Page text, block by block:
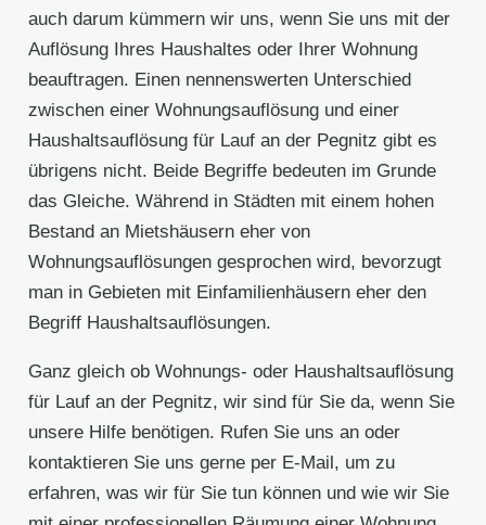
auch darum kümmern wir uns, wenn Sie uns mit der
Auflösung Ihres Haushaltes oder Ihrer Wohnung
beauftragen. Einen nennenswerten Unterschied
zwischen einer Wohnungsauflösung und einer
Haushaltsauflösung für Lauf an der Pegnitz gibt es
übrigens nicht. Beide Begriffe bedeuten im Grunde
das Gleiche. Während in Städten mit einem hohen
Bestand an Mietshäusern eher von
Wohnungsauflösungen gesprochen wird, bevorzugt
man in Gebieten mit Einfamilienhäusern eher den
Begriff Haushaltsauflösungen.
Ganz gleich ob Wohnungs- oder Haushaltsauflösung
für Lauf an der Pegnitz, wir sind für Sie da, wenn Sie
unsere Hilfe benötigen. Rufen Sie uns an oder
kontaktieren Sie uns gerne per E-Mail, um zu
erfahren, was wir für Sie tun können und wie wir Sie